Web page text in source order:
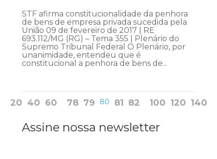
STF afirma constitucionalidade da penhora
de bens de empresa privada sucedida pela
União 09 de fevereiro de 2017 | RE
693.112/MG (RG) – Tema 355 | Plenário do
Supremo Tribunal Federal O Plenário, por
unanimidade, entendeu que é
constitucional a penhora de bens de...
20 40 60 78 79 80 81 82 100 120 140
Assine nossa newsletter